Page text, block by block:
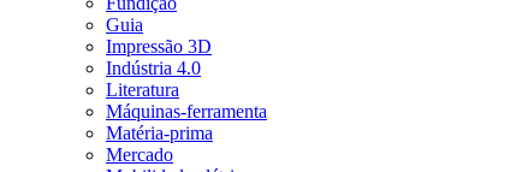
Guia
Impressão 3D
Indústria 4.0
Literatura
Máquinas-ferramenta
Matéria-prima
Mercado